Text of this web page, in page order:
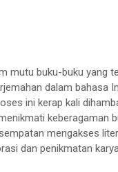
mutu buku-buku yang
dalam bahasa
ini kerap kali
keberagaman
mengakses
dan penikmatan